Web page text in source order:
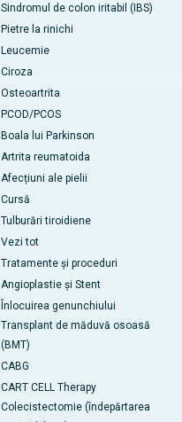
Sindromul de colon iritabil (IBS)
Pietre la rinichi
Leucemie
Ciroza
Osteoartrita
PCOD/PCOS
Boala lui Parkinson
Artrita reumatoida
Afecțiuni ale pielii
Cursă
Tulburări tiroidiene
Vezi tot
Tratamente și proceduri
Angioplastie și Stent
Înlocuirea genunchiului
Transplant de măduvă osoasă
(BMT)
CABG
CART CELL Therapy
Colecistectomie (îndepărtarea